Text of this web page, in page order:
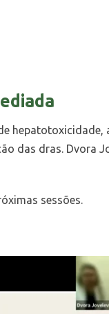
das dras. Dvora
sessões.